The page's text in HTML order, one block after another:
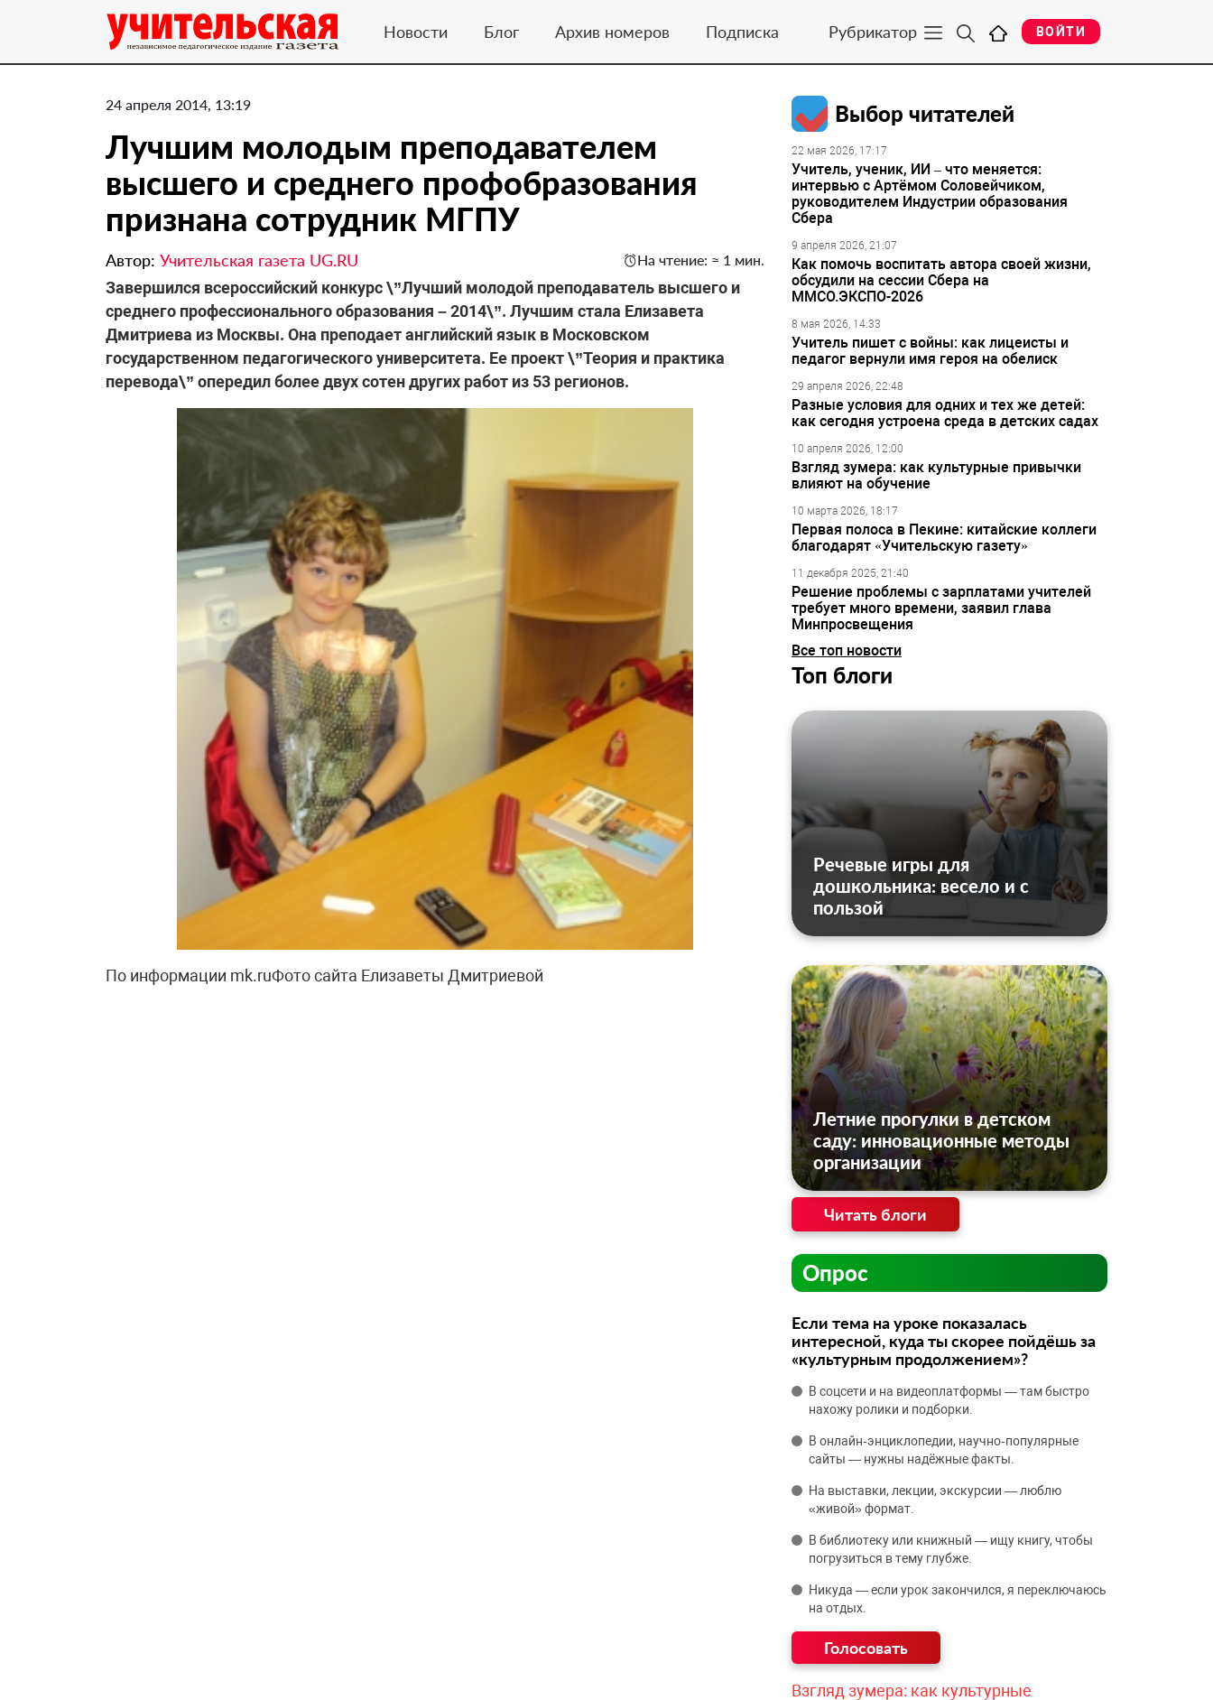
Новости Блог Архив номеров Подписка Рубрикатор ВОЙТИ
24 апреля 2014, 13:19
Лучшим молодым преподавателем
высшего и среднего профобразования
признана сотрудник МГПУ
Автор: Учительская газета UG.RU На чтение: ≈ 1 мин.
Завершился всероссийский конкурс \”Лучший молодой преподаватель высшего и
среднего профессионального образования – 2014\”. Лучшим стала Елизавета
Дмитриева из Москвы. Она преподает английский язык в Московском
государственном педагогического университета. Ее проект \”Теория и практика
перевода\” опередил более двух сотен других работ из 53 регионов.
По информации mk.ruФото сайта Елизаветы Дмитриевой
Выбор читателей
22 мая 2026, 17:17
Учитель, ученик, ИИ – что меняется:
интервью с Артёмом Соловейчиком,
руководителем Индустрии образования
Сбера
9 апреля 2026, 21:07
Как помочь воспитать автора своей жизни,
обсудили на сессии Сбера на
ММСО.ЭКСПО-2026
8 мая 2026, 14:33
Учитель пишет с войны: как лицеисты и
педагог вернули имя героя на обелиск
29 апреля 2026, 22:48
Разные условия для одних и тех же детей:
как сегодня устроена среда в детских садах
10 апреля 2026, 12:00
Взгляд зумера: как культурные привычки
влияют на обучение
10 марта 2026, 18:17
Первая полоса в Пекине: китайские коллеги
благодарят «Учительскую газету»
11 декабря 2025, 21:40
Решение проблемы с зарплатами учителей
требует много времени, заявил глава
Минпросвещения
Все топ новости
Топ блоги
Речевые игры для
дошкольника: весело и с
пользой
Летние прогулки в детском
саду: инновационные методы
организации
Читать блоги
Опрос
Если тема на уроке показалась
интересной, куда ты скорее пойдёшь за
«культурным продолжением»?
В соцсети и на видеоплатформы — там быстро
нахожу ролики и подборки.
В онлайн‑энциклопедии, научно‑популярные
сайты — нужны надёжные факты.
На выставки, лекции, экскурсии — люблю
«живой» формат.
В библиотеку или книжный — ищу книгу, чтобы
погрузиться в тему глубже.
Никуда — если урок закончился, я переключаюсь
на отдых.
Взгляд зумера: как культурные